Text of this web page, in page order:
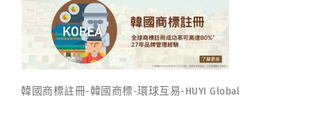
韓國商標註冊-韓國商標-環球互易-HUYI Global